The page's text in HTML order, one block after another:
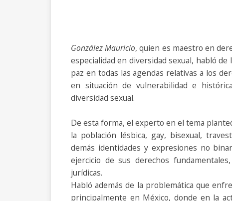
González Mauricio, quien es maestro en
especialidad en diversidad sexual, habló
paz en todas las agendas relativas a los
en situación de vulnerabilidad e
diversidad sexual.
De esta forma, el experto en el tema
la población lésbica, gay, bisexual,
demás identidades y expresiones no
ejercicio de sus derechos
jurídicas.
Habló además de la problemática que
principalmente en México, donde en la